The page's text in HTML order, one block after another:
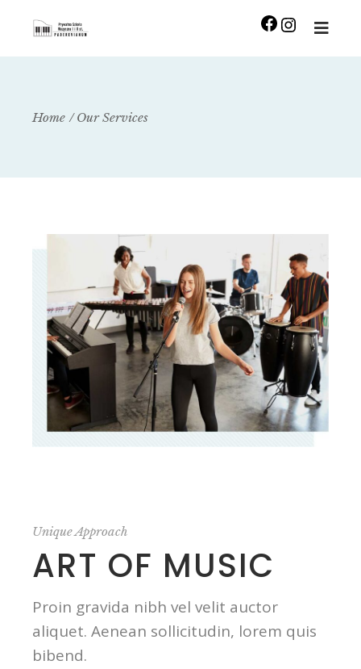
Home Our Services
Unique Approach
ART OF MUSIC
Proin gravida nibh vel velit auctor
aliquet. Aenean sollicitudin, lorem quis
bibend.